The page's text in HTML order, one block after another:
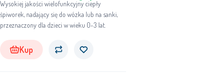
Wysokiej jakości wielofunkcyjny ciepły
śpiworek, nadający się do wózka lub na sanki,
przeznaczony dla dzieci w wieku 0-3 lat.
Kup